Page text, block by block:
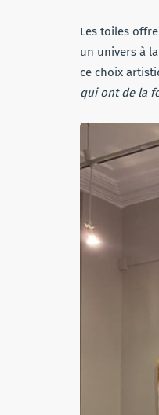
Les toiles
un univers à
ce choix
qui ont de la